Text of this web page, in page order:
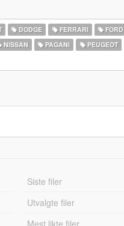
DODGE FERRARI FORD
NISSAN PAGANI PEUGEOT
Siste filer
Utvalgte filer
Mest likte filer